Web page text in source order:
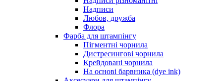
Надписи
Любов, дружба
Флора
Фарба для штампінгу
Пігментні чорнила
Дистресингові чорнила
Крейдовані чорнила
На основі барвника (dye ink)